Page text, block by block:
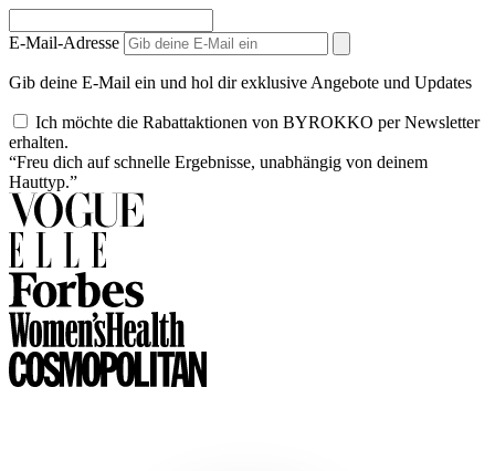
E-Mail-Adresse
Gib deine E-Mail ein und hol dir exklusive Angebote und Updates
Ich möchte die Rabattaktionen von BYROKKO per Newsletter
erhalten.
“Freu dich auf schnelle Ergebnisse, unabhängig von deinem
Hauttyp.”